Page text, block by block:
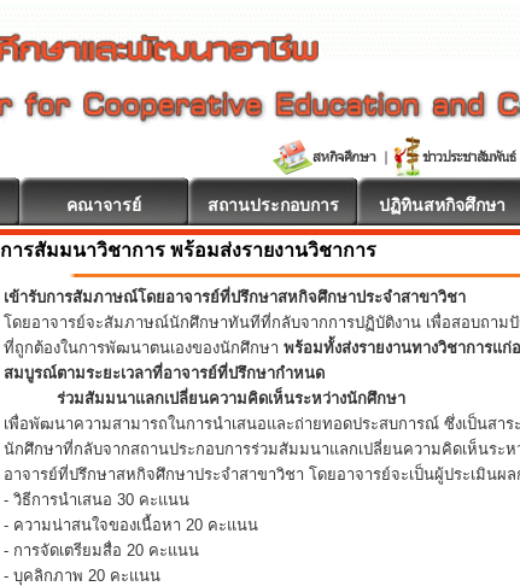
คณาจารย์ สถานประกอบการ ปฏิทินสหกิจศึกษา
การสัมมนาวิชาการ พร้อมส่งรายงานวิชาการ
เข้ารับการสัมภาษณ์โดยอาจารย์ที่ปรึกษาสหกิจศึกษาประจำสาขาวิชา
โดยอาจารย์จะสัมภาษณ์นักศึกษาทันทีที่กลับจากการปฏิบัติงาน เพื่อสอบถาม
ที่ถูกต้องในการพัฒนาตนเองของนักศึกษา พร้อมทั้งส่งรายงานทางวิชาการแ
สมบูรณ์ตามระยะเวลาที่อาจารย์ที่ปรึกษากำหนด
ร่วมสัมมนาแลกเปลี่ยนความคิดเห็นระหว่างนักศึกษา
เพื่อพัฒนาความสามารถในการนำเสนอและถ่ายทอดประสบการณ์ ซึ่งเป็นสา
นักศึกษาที่กลับจากสถานประกอบการร่วมสัมมนาแลกเปลี่ยนความคิดเห็นระห
อาจารย์ที่ปรึกษาสหกิจศึกษาประจำสาขาวิชา โดยอาจารย์จะเป็นผู้ประเมินผ
- วิธีการนำเสนอ 30 คะแนน
- ความน่าสนใจของเนื้อหา 20 คะแนน
- การจัดเตรียมสื่อ 20 คะแนน
- บุคลิกภาพ 20 คะแนน